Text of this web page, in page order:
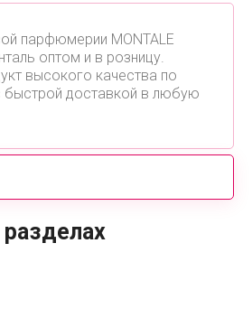
парфюмерии MONTALE
оптом и в розницу.
высокого качества по
быстрой доставкой в любую